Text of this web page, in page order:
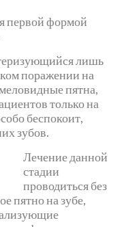
первой формой
лишь
поражении на
пятна,
только на
беспокоит,
зубов.
Лечение данной
стадии
проводиться без
пятно на зубе,